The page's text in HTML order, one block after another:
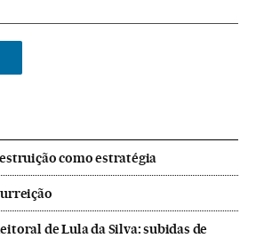
como estratégia
de Lula da Silva: subidas de